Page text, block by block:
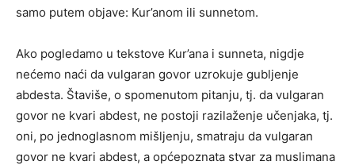
samo putem objave: Kur’anom ili sunnetom.
Ako pogledamo u tekstove Kur’ana i sunneta, nigdje
nećemo naći da vulgaran govor uzrokuje gubljenje
abdesta. Štaviše, o spomenutom pitanju, tj. da vulgaran
govor ne kvari abdest, ne postoji razilaženje učenjaka, tj.
oni, po jednoglasnom mišljenju, smatraju da vulgaran
govor ne kvari abdest, a općepoznata stvar za muslimana